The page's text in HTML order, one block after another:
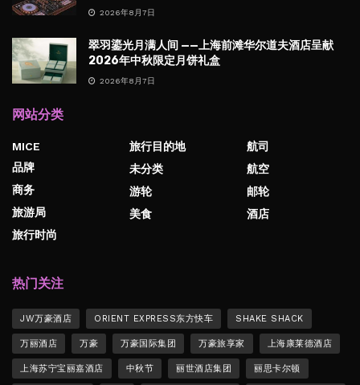
2026年8月7日
翠羽鎏光月满人间 ——上海前滩华尔道夫酒店呈献
2026年中秋限定月饼礼盒
2026年8月7日
网站分类
MICE
品牌
商务
旅游局
旅行时尚
旅行目的地
未分类
游轮
美食
航司
航空
邮轮
酒店
热门关注
JW万豪酒店 ORIENT EXPRESS东方快车 SHAKE SHACK
万丽酒店 万豪 万豪国际集团 万豪旅享家 上海康莱德酒店
上海苏宁宝丽嘉酒店 中秋节 丽世酒店集团 丽思卡尔顿